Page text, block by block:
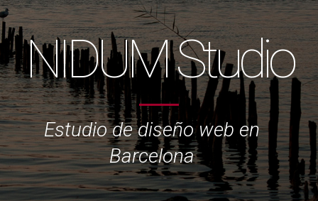
NIDUM Studio
Estudio de diseño